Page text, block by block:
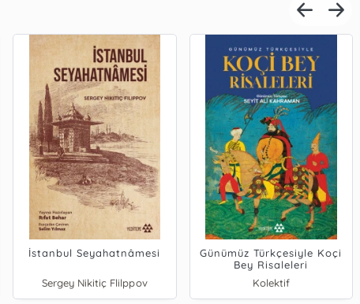
İstanbul Seyahatnâmesi
Sergey Nikitiç Flilppov
Günümüz Türkçesiyle Koçi
Bey Risaleleri
Kolektif